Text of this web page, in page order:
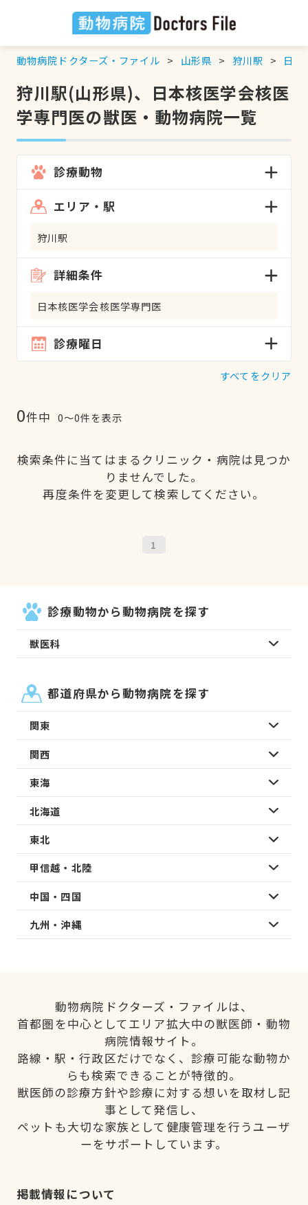
動物病院ドクターズ・ファイル 山形県 狩川駅 日本
狩川駅(山形県)、日本核医学会核医
学専門医の獣医・動物病院一覧
診療動物
エリア・駅
狩川駅
詳細条件
日本核医学会核医学専門医
診療曜日
すべてをクリア
0件中 0〜0件を表示
検索条件に当てはまるクリニック・病院は見つか
りませんでした。
再度条件を変更して検索してください。
1
診療動物から動物病院を探す
獣医科
都道府県から動物病院を探す
関東
関西
東海
北海道
東北
甲信越・北陸
中国・四国
九州・沖縄
動物病院ドクターズ・ファイルは、
首都圏を中心としてエリア拡大中の獣医師・動物
病院情報サイト。
路線・駅・行政区だけでなく、診療可能な動物か
らも検索できることが特徴的。
獣医師の診療方針や診療に対する想いを取材し記
事として発信し、
ペットも大切な家族として健康管理を行うユーザ
ーをサポートしています。
掲載情報について